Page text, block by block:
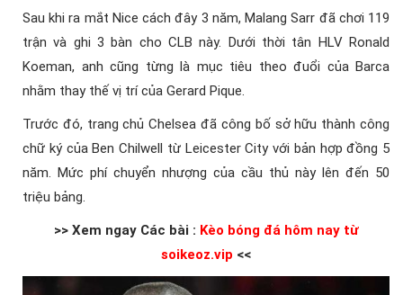
Sau khi ra mắt Nice cách đây 3 năm, Malang Sarr đã chơi 119
trận và ghi 3 bàn cho CLB này. Dưới thời tân HLV Ronald
Koeman, anh cũng từng là mục tiêu theo đuổi của Barca
nhằm thay thế vị trí của Gerard Pique.
Trước đó, trang chủ Chelsea đã công bố sở hữu thành công
chữ ký của Ben Chilwell từ Leicester City với bản hợp đồng 5
năm. Mức phí chuyển nhượng của cầu thủ này lên đến 50
triệu bảng.
>> Xem ngay Các bài : Kèo bóng đá hôm nay từ
soikeoz.vip <<